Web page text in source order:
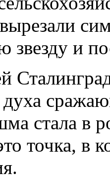
звезду и
стала в
точка, в